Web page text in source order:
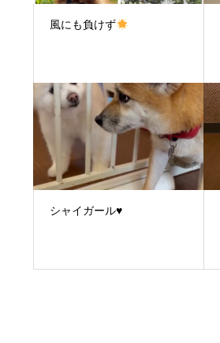
風にも負けず
シャイガール♥